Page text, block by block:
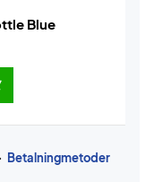
Blue
Betalningmetoder